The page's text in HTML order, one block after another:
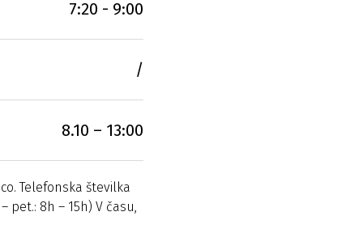
7:20 - 9:00
/
8.10 – 13:00
Telefonska številka
pet.: 8h – 15h) V času,